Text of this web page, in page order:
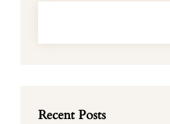
Recent Posts